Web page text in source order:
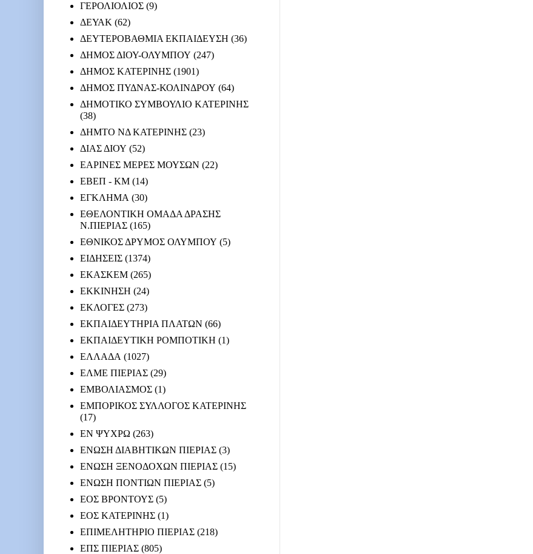
ΓΕΡΟΛΙΟΛΙΟΣ (9)
ΔΕΥΑΚ (62)
ΔΕΥΤΕΡΟΒΑΘΜΙΑ ΕΚΠΑΙΔΕΥΣΗ (36)
ΔΗΜΟΣ ΔΙΟΥ-ΟΛΥΜΠΟΥ (247)
ΔΗΜΟΣ ΚΑΤΕΡΙΝΗΣ (1901)
ΔΗΜΟΣ ΠΥΔΝΑΣ-ΚΟΛΙΝΔΡΟΥ (64)
ΔΗΜΟΤΙΚΟ ΣΥΜΒΟΥΛΙΟ ΚΑΤΕΡΙΝΗΣ
(38)
ΔΗΜΤΟ ΝΔ ΚΑΤΕΡΙΝΗΣ (23)
ΔΙΑΣ ΔΙΟΥ (52)
ΕΑΡΙΝΕΣ ΜΕΡΕΣ ΜΟΥΣΩΝ (22)
ΕΒΕΠ - ΚΜ (14)
ΕΓΚΛΗΜΑ (30)
ΕΘΕΛΟΝΤΙΚΗ ΟΜΑΔΑ ΔΡΑΣΗΣ
Ν.ΠΙΕΡΙΑΣ (165)
ΕΘΝΙΚΟΣ ΔΡΥΜΟΣ ΟΛΥΜΠΟΥ (5)
ΕΙΔΗΣΕΙΣ (1374)
ΕΚΑΣΚΕΜ (265)
ΕΚΚΙΝΗΣΗ (24)
ΕΚΛΟΓΕΣ (273)
ΕΚΠΑΙΔΕΥΤΗΡΙΑ ΠΛΑΤΩΝ (66)
ΕΚΠΑΙΔΕΥΤΙΚΗ ΡΟΜΠΟΤΙΚΗ (1)
ΕΛΛΑΔΑ (1027)
ΕΛΜΕ ΠΙΕΡΙΑΣ (29)
ΕΜΒΟΛΙΑΣΜΟΣ (1)
ΕΜΠΟΡΙΚΟΣ ΣΥΛΛΟΓΟΣ ΚΑΤΕΡΙΝΗΣ
(17)
ΕΝ ΨΥΧΡΩ (263)
ΕΝΩΣΗ ΔΙΑΒΗΤΙΚΩΝ ΠΙΕΡΙΑΣ (3)
ΕΝΩΣΗ ΞΕΝΟΔΟΧΩΝ ΠΙΕΡΙΑΣ (15)
ΕΝΩΣΗ ΠΟΝΤΙΩΝ ΠΙΕΡΙΑΣ (5)
ΕΟΣ ΒΡΟΝΤΟΥΣ (5)
ΕΟΣ ΚΑΤΕΡΙΝΗΣ (1)
ΕΠΙΜΕΛΗΤΗΡΙΟ ΠΙΕΡΙΑΣ (218)
ΕΠΣ ΠΙΕΡΙΑΣ (805)